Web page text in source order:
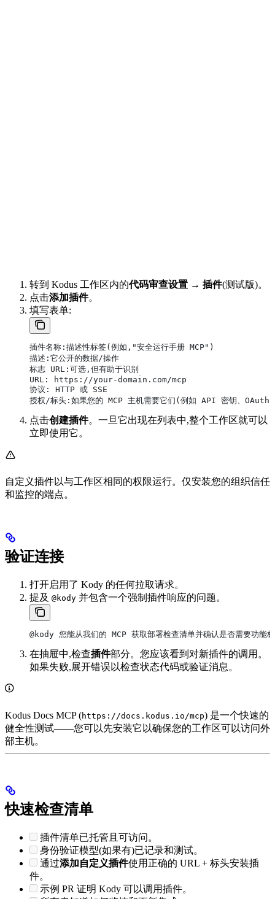
转到 Kodus 工作区内的代码审查设置 → 插件(测试版)。
点击添加插件。
填写表单:
插件名称:描述性标签(例如,"安全运行手册 MCP")
描述:它公开的数据/操作
标志 URL:可选,但有助于识别
URL: https://your-domain.com/mcp
协议: HTTP 或 SSE
授权/标头:如果您的 MCP 主机需要它们(例如 API 密钥、
点击创建插件。一旦它出现在列表中,整个工作区就可以
立即使用它。
自定义插件以与工作区相同的权限运行。仅安装您的组织信任
和监控的端点。
验证连接
打开启用了 Kody 的任何拉取请求。
提及 @kody 并包含一个强制插件响应的问题。
@kody 您能从我们的 MCP 获取部署检查清单并确认是否需要功能
在抽屉中,检查插件部分。您应该看到对新插件的调用。
如果失败,展开错误以检查状态代码或验证消息。
Kodus Docs MCP (https://docs.kodus.io/mcp) 是一个快速的
健全性测试——您可以先安装它以确保您的工作区可以访问外
部主机。
快速检查清单
插件清单已托管且可访问。
身份验证模型(如果有)已记录和测试。
通过添加自定义插件使用正确的 URL + 标头安装插
件。
示例 PR 证明 Kody 可以调用插件。